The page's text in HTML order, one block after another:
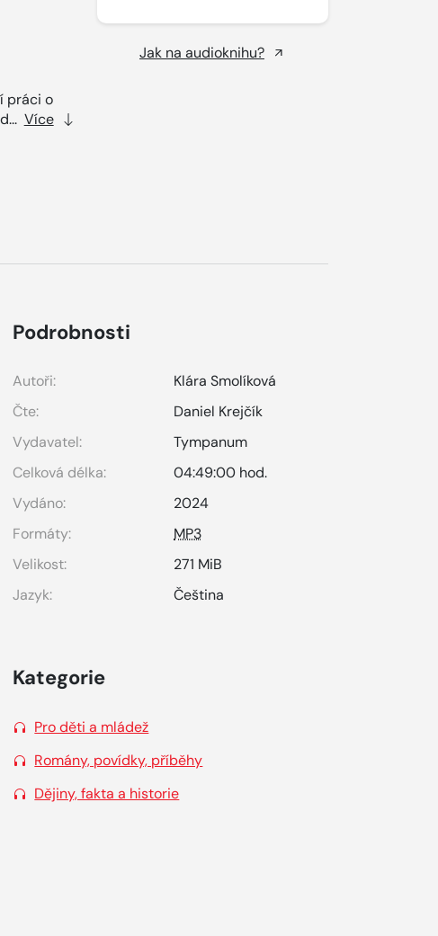
práci o
Více
Jak na audioknihu?
Podrobnosti
Autoři:
Klára Smolíková
Čte:
Daniel Krejčík
Vydavatel:
Tympanum
Celková délka:
04:49:00 hod.
Vydáno:
2024
Formáty:
MP3
Velikost:
271 MiB
Jazyk:
Čeština
Kategorie
Pro děti a mládež
Romány, povídky, příběhy
Dějiny, fakta a historie